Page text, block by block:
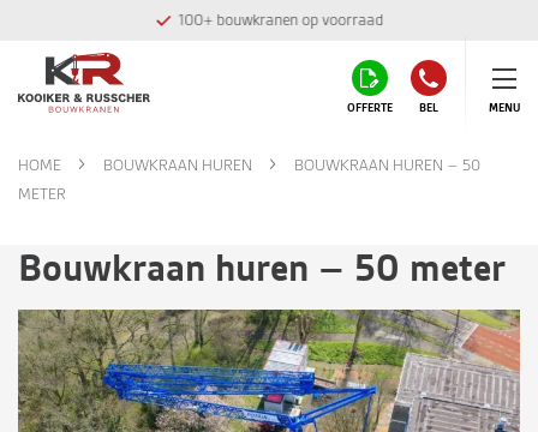
100+ bouwkranen op voorraad
OFFERTE BEL MENU
HOME BOUWKRAAN HUREN
BOUWKRAAN HUREN – 50
METER
Bouwkraan huren – 50 meter